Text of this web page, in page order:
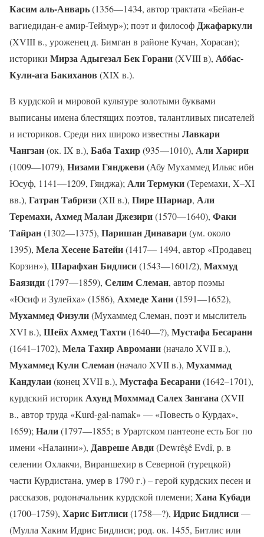
Касим аль-Анварь(1356—1434, автор трактата «Бейан-е
вагиедидан-е амир-Теймур»); поэт и философДжафаркули
(XVIII в., уроженец д. Бимган в районе Кучан, Хорасан);
историки Мирза Адыгезал Бек Горани(XVIII в), Аббас-
Кули-ага Бакиханов (XIX в.).
В курдской и мировой культуре золотыми буквами
выписаны имена блестящих поэтов, талантливых писателей
и историков. Среди них широко известныЛавкари
Чангзан(ок. IX в.), Баба Тахир(935—1010), Али Харири
(1009—1079), Низами Гянджеви(Абу Мухаммед Ильяс ибн
Юсуф, 1141—1209, Гянджа); Али Термуки(Теремахи, X–XI
вв.), Гатран Табризи(ХII в.), Пире Шариар, Али
Теремахи, Ахмед Малаи Джезири(1570—1640), Факи
Тайран(1302—1375), Паришан Динавари(ум. около
1395), Мела Хесене Батейи(1417— 1494, автор «Продавец
Корзин»), Шарафхан Бидлиси(1543—1601/2), Махмуд
Баязиди(1797—1859), Селим Слеман, автор поэмы
«Юсиф и Зулейха» (1586), Ахмеде Хани(1591—1652),
Мухаммед Физули(Мухаммед Слеман, поэт и мыслитель
XVI в.), Шейх Ахмед Тахти(1640—?), Мустафа Бесарани
(1641–1702), Мела Тахир Авромани(начало XVII в.),
Мухаммед Кули Слеман(начало XVII в.), Мухаммад
Кандулаи(конец XVII в.), Мустафа Бесарани(1642–1701),
курдский историкАхунд Мохммад Салех Зангана(XVII
в., автор труда «Kurd-gal-namak» — «Повесть о Курдах»,
1659); Нали(1797—1855; в Урартском пантеоне есть Бог по
имени «Налаини»), Давреше Авди(Dewrêşê Evdî, р. в
селении Охлакчи, Вираншехир в Северной (турецкой)
части Курдистана, умер в 1790 г.) – герой курдских песен и
рассказов, родоначальник курдской племени; Хана Кубади
(1700–1759), Харис Битлиси(1758—?), Идрис Бидлиси—
(Мулла Хаким Идрис Бидлиси; род. ок. 1455, Битлис или